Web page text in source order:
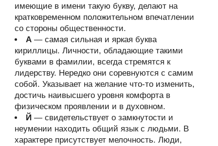
имеющие в имени такую букву, делают на
кратковременном положительном впечатлении
со стороны общественности.
А — самая сильная и яркая буква
кириллицы. Личности, обладающие такими
буквами в фамилии, всегда стремятся к
лидерству. Нередко они соревнуются с самим
собой. Указывает на желание что-то изменить,
достичь наивысшего уровня комфорта в
физическом проявлении и в духовном.
Й — свидетельствует о замкнутости и
неумении находить общий язык с людьми. В
характере присутствует мелочность. Люди,